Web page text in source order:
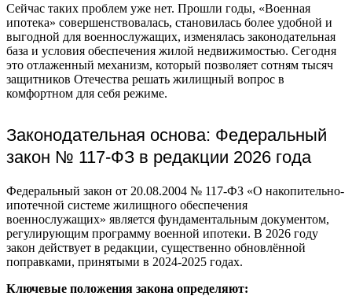
Сейчас таких проблем уже нет. Прошли годы, «Военная
ипотека» совершенствовалась, становилась более удобной и
выгодной для военнослужащих, изменялась законодательная
база и условия обеспечения жилой недвижимостью. Сегодня
это отлаженный механизм, который позволяет сотням тысяч
защитников Отечества решать жилищный вопрос в
комфортном для себя режиме.
Законодательная основа: Федеральный
закон № 117-ФЗ в редакции 2026 года
Федеральный закон от 20.08.2004 № 117-ФЗ «О накопительно-
ипотечной системе жилищного обеспечения
военнослужащих» является фундаментальным документом,
регулирующим программу военной ипотеки. В 2026 году
закон действует в редакции, существенно обновлённой
поправками, принятыми в 2024-2025 годах.
Ключевые положения закона определяют: